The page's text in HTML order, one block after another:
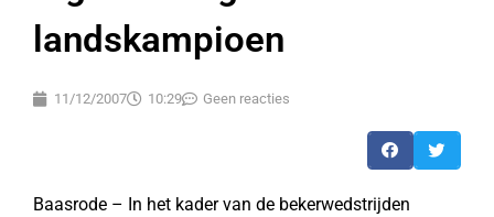
landskampioen
11/12/2007 10:29 Geen reacties
Baasrode – In het kader van de bekerwedstrijden